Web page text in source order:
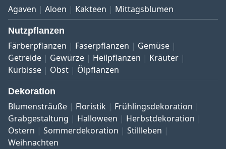
Agaven Aloen Kakteen Mittagsblumen
Nutzpflanzen
Färberpflanzen Faserpflanzen
Gemüse
Getreide
Gewürze Heilpflanzen
Kräuter
Kürbisse
Obst Ölpflanzen
Dekoration
Blumensträuße Floristik
Frühlingsdekoration
Grabgestaltung
Halloween
Herbstdekoration
Ostern
Sommerdekoration
Stillleben
Weihnachten